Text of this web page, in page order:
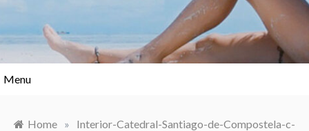
Menu
Home »
Interior-Catedral-Santiago-de-Compostela-c-